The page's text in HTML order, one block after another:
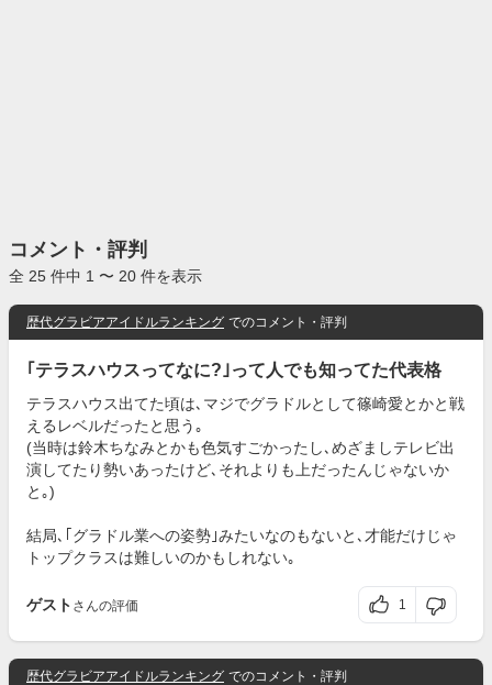
コメント・評判
全 25 件中 1 〜 20 件を表示
歴代グラビアアイドルランキング でのコメント・評判
｢テラスハウスってなに?｣って人でも知ってた代表格
テラスハウス出てた頃は､マジでグラドルとして篠崎愛とかと戦
えるレベルだったと思う｡
(当時は鈴木ちなみとかも色気すごかったし､めざましテレビ出
演してたり勢いあったけど､それよりも上だったんじゃないか
と｡)
結局､｢グラドル業への姿勢｣みたいなのもないと､才能だけじゃ
トップクラスは難しいのかもしれない｡
ゲスト さんの評価 1
歴代グラビアアイドルランキング でのコメント・評判